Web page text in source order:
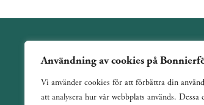
Användning av cookies på
Vi använder cookies för att förbättra din
att analysera hur vår webbplats används. Dessa
Wahlström & Widstrand är ett
verksamt sedan 1884. Vi har en bred och